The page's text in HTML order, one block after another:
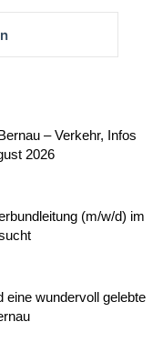
– Verkehr, Infos
2026
(m/w/d) im
eine wundervoll gelebte